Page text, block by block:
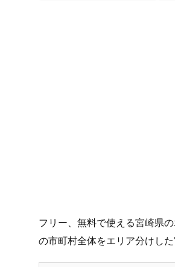
フリー、無料で使える宮崎県
の市町村全体をエリア分けし